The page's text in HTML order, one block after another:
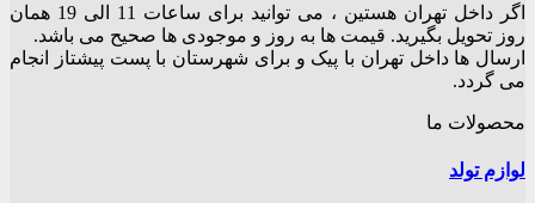
اگر داخل تهران هستین ، می توانید برای ساعات 11 الی 19 همان
روز تحویل بگیرید. قیمت ها به روز و موجودی ها صحیح می باشد.
ارسال ها داخل تهران با پیک و برای شهرستان با پست پیشتاز انجام
می گردد.
محصولات ما
لوازم تولد